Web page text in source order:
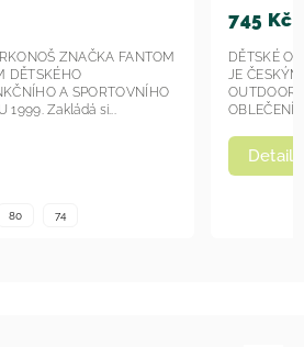
ZNAČKA FANTOM
DĚTSKÉHO
A SPORTOVNÍHO
1999. Zakládá si...
80 74
745 Kč
Detail
DĚTSKÉ
JE
OBLEČENÍ